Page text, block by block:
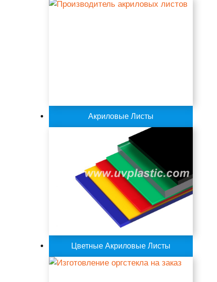
Акриловые Листы
Цветные Акриловые Листы